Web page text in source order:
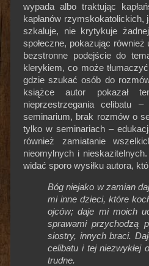
wypada albo traktując
kapłanów rzymskokatolickich,
szkaluje, nie krytykuje
społeczne, pokazując
bezstronne podejście do
klerykiem, co może
gdzie szukać osób do
książce autor pokazał
nieprzestrzegania celibatu
seminarium, brak rozmów o
tylko w seminariach –
również zamiatanie
nieomylnych i
widać sporo wysiłku autora,
Bóg niejako w zamian
mi inne dzieci, które
ojców; daje mi moich
sprawami przychodzą
siostry, innych braci.
celibatu i tej niezwykłej
trudne.